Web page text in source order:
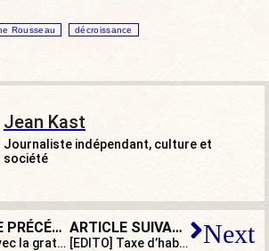
Rousseau décroissance
Jean Kast
Journaliste indépendant, culture et
société
ARTICLE PRÉCÉDENT
En finir avec la gratuité des transports pour les clandestins
ARTICLE SUIVANT
[EDITO] Taxe d’habitation : coucou, la revoilou ? Next